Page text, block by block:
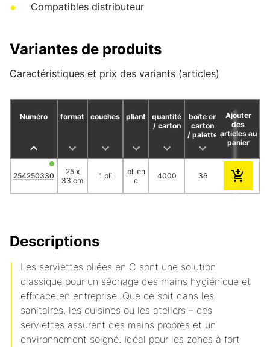
Compatibles distributeur
Variantes de produits
Caractéristiques et prix des variants (articles)
Numéro format couches pliant
quantité
/ carton
boîte en
carton
/ palette
1
Ajouter
des
articles au
panier
254250330
25 x
33 cm
1 pli
pli en
c
4000 36 57.35
Descriptions
Les serviettes pliées en C sont une solution
classique pour un séchage des mains hygiénique et
efficace en entreprise. Que ce soit dans les
sanitaires, les cuisines ou les ateliers – ces
serviettes assurent des mains propres et un
environnement soigné. Idéal pour les zones à fort